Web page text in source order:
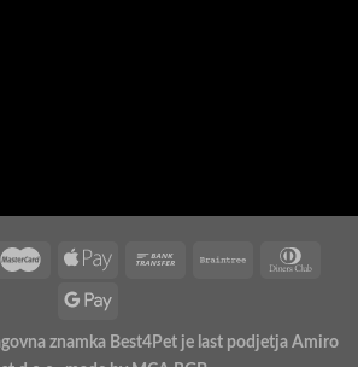
znamka Best4Pet je last podjetja Amiro